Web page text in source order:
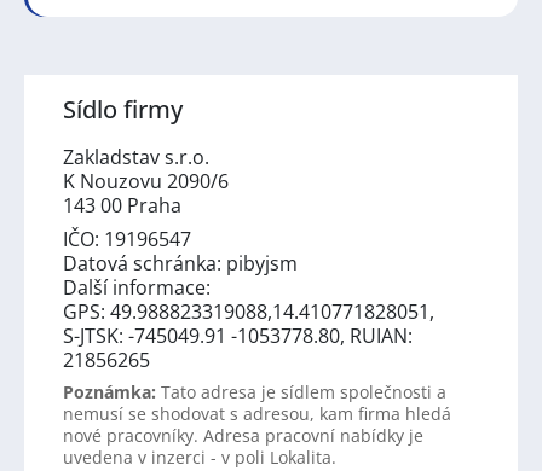
Sídlo firmy
Zakladstav s.r.o.
K Nouzovu 2090/6
143 00 Praha
IČO: 19196547
Datová schránka: pibyjsm
Další informace:
GPS: 49.988823319088,14.410771828051,
S-JTSK: -745049.91 -1053778.80, RUIAN:
21856265
Poznámka: Tato adresa je sídlem společnosti a
nemusí se shodovat s adresou, kam firma hledá
nové pracovníky. Adresa pracovní nabídky je
uvedena v inzerci - v poli Lokalita.